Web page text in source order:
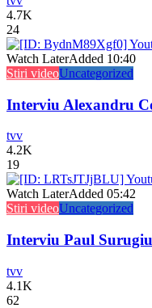
4.7K
24
Watch LaterAdded 10:40
Stiri videoUncategorized
Interviu Alexandru
tvv
4.2K
19
Watch LaterAdded 05:42
Stiri videoUncategorized
Interviu Paul
tvv
4.1K
62